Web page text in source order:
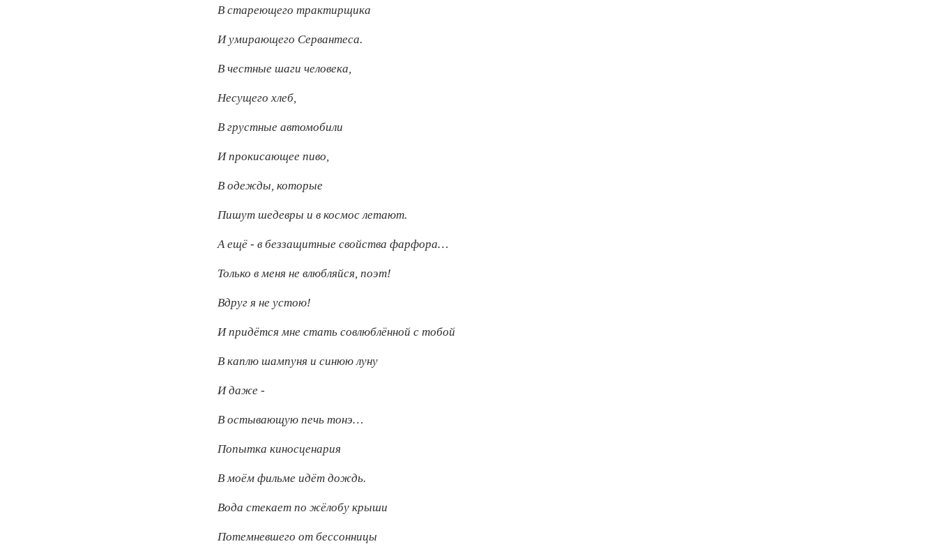
В стареющего трактирщика
И умирающего Сервантеса.
В честные шаги человека,
Несущего хлеб,
В грустные автомобили
И прокисающее пиво,
В одежды, которые
Пишут шедевры и в космос летают.
А ещё - в беззащитные свойства фарфора…
Только в меня не влюбляйся, поэт!
Вдруг я не устою!
И придётся мне стать совлюблённой с тобой
В каплю шампуня и синюю луну
И даже -
В остывающую печь тонэ…
Попытка киносценария
В моём фильме идёт дождь.
Вода стекает по жёлобу крыши
Потемневшего от бессонницы